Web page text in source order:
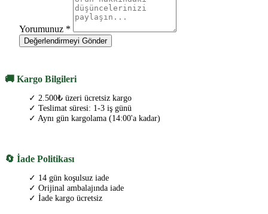
Yorumunuz *
Değerlendirmeyi Gönder
🚚 Kargo Bilgileri
✓ 2.500₺ üzeri ücretsiz kargo
✓ Teslimat süresi: 1-3 iş günü
✓ Aynı gün kargolama (14:00'a kadar)
🔄 İade Politikası
✓ 14 gün koşulsuz iade
✓ Orijinal ambalajında iade
✓ İade kargo ücretsiz